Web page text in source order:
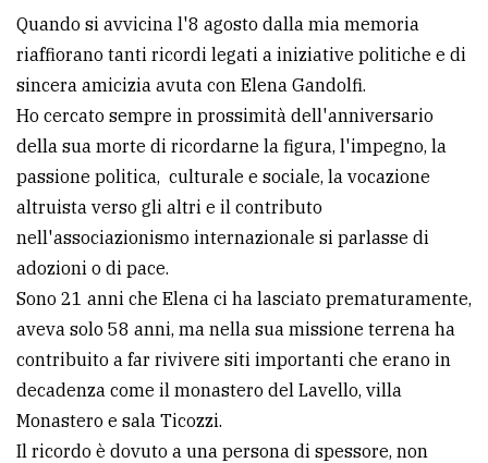
la
tua
pubblicità
CERCA
Cerca
per
comune
Ricerca
avanzata
LE
ALTRE
TESTATE
Quando si avvicina l'8 agosto dalla mia memoria
riaffiorano tanti ricordi legati a iniziative politiche e di
sincera amicizia avuta con Elena Gandolfi.
Ho cercato sempre in prossimità dell'anniversario
della sua morte di ricordarne la figura, l'impegno, la
passione politica, culturale e sociale, la vocazione
altruista verso gli altri e il contributo
nell'associazionismo internazionale si parlasse di
adozioni o di pace.
Sono 21 anni che Elena ci ha lasciato prematuramente,
aveva solo 58 anni, ma nella sua missione terrena ha
contribuito a far rivivere siti importanti che erano in
decadenza come il monastero del Lavello, villa
Monastero e sala Ticozzi.
Il ricordo è dovuto a una persona di spessore, non